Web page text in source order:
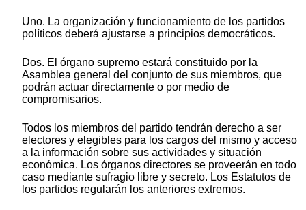
Uno. La organización y funcionamiento de los partidos
políticos deberá ajustarse a principios democráticos.
Dos. El órgano supremo estará constituido por la
Asamblea general del conjunto de sus miembros, que
podrán actuar directamente o por medio de
compromisarios.
Todos los miembros del partido tendrán derecho a ser
electores y elegibles para los cargos del mismo y acceso
a la información sobre sus actividades y situación
económica. Los órganos directores se proveerán en todo
caso mediante sufragio libre y secreto. Los Estatutos de
los partidos regularán los anteriores extremos.